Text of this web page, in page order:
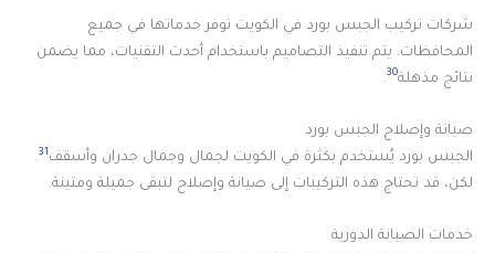
شركات تركيب الجبس بورد في الكويت توفر خدماتها في جميع
المحافظات. يتم تنفيذ التصاميم باستخدام أحدث التقنيات، مما يضمن
نتائج مذهلة30
.
صيانة وإصلاح الجبس بورد
الجبس بورد يُستخدم بكثرة في الكويت لجمال وجمال جدران وأسقف31
.
لكن، قد تحتاج هذه التركيبات إلى صيانة وإصلاح لتبقى جميلة ومتينة.
خدمات الصيانة الدورية